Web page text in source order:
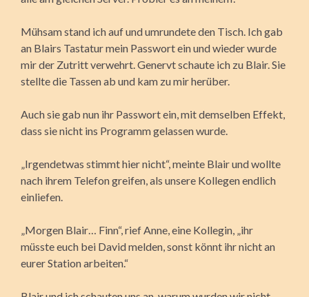
Mühsam stand ich auf und umrundete den Tisch. Ich gab
an Blairs Tastatur mein Passwort ein und wieder wurde
mir der Zutritt verwehrt. Genervt schaute ich zu Blair. Sie
stellte die Tassen ab und kam zu mir herüber.
Auch sie gab nun ihr Passwort ein, mit demselben Effekt,
dass sie nicht ins Programm gelassen wurde.
„Irgendetwas stimmt hier nicht“, meinte Blair und wollte
nach ihrem Telefon greifen, als unsere Kollegen endlich
einliefen.
„Morgen Blair… Finn“, rief Anne, eine Kollegin, „ihr
müsste euch bei David melden, sonst könnt ihr nicht an
eurer Station arbeiten.“